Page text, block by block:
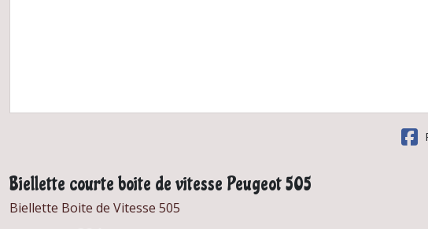
Biellette courte boite de vitesse Peugeot 505
Biellette Boite de Vitesse 505